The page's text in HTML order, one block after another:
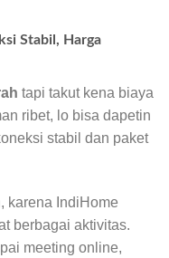
Stabil, Harga
tapi takut kena biaya
ribet, lo bisa dapetin
stabil dan paket
karena IndiHome
berbagai aktivitas.
meeting online,